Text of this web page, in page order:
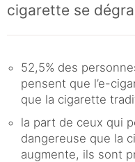
cigarette se
52,5% des
pensent que l’e-
que la cigarette
la part de ceux qui
dangereuse que la
augmente, ils sont